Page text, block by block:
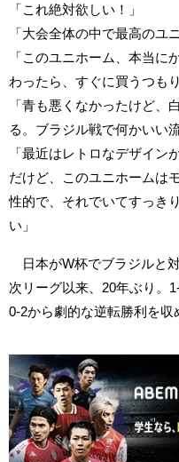
「これ絶対欲しい！」
「大会全体の中で最高のユ
「このユニホーム、本当
わったら、すぐに買うつもり
「青も悪くなかったけど、
る。ブラジル戦で何かいい
「最近はレトロなデザイン
だけど、このユニホームは
性的で、それでいてすっき
い」
日本がW杯でブラジルと
次リーグ以来、20年ぶり。
0-2から劇的な逆転勝利を収